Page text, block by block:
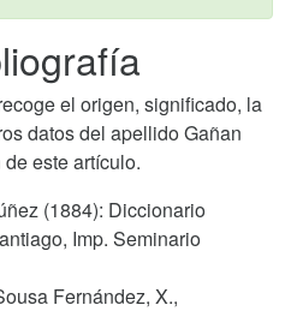
el origen, significado, la
datos del apellido Gañan
este artículo.
(1884): Diccionario
Imp. Seminario
Fernández, X.,